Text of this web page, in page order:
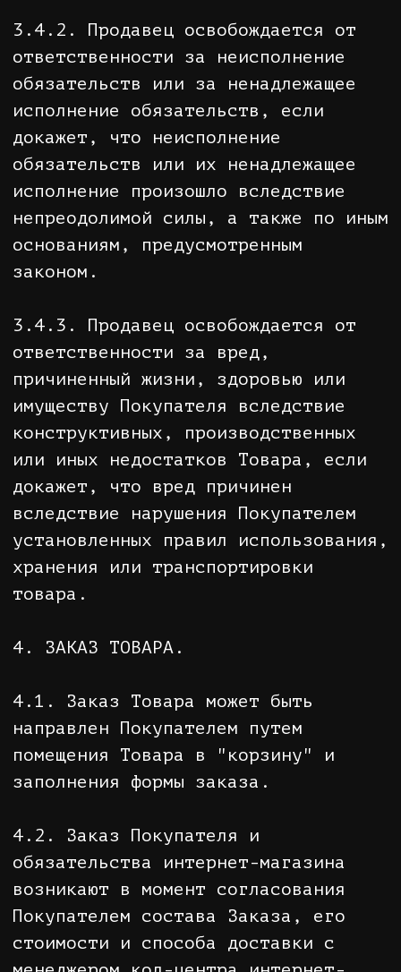
Товара проверить его качество и
комплектацию, ознакомиться с
правилами возврата Товара.
5.9. При обнаружении каких-либо
недостатков Покупатель вправе
отказаться от Заказа или его части,
содержащей Товар ненадлежащего
при этом оставшийся в Заказе Товар
и услуги по его доставке.
5.10. При доставке Товар вручается
непосредственно Покупателю либо
невозможности получения Заказа,
оформленного за наличный расчет,
Покупателем либо лицом, указанным в
качестве Получателя Заказа, Заказ
может быть вручен лицу, готовому
предоставить сведения о Заказе
(номер Заказа и/или Ф.И.О.
Получателя), а также оплатить
стоимость Заказа в полном объеме.
5.11. При вручении предоплаченного
Заказа курьер в целях
предотвращения случаев
мошенничества имеет право
потребовать документы,
При этом Продавец гарантирует
конфиденциальность и защиту
5.12. В случае если доставка Товара
произведена в оговоренные сроки, но
курьер не смог передать Товар
Покупателю/получателю по вине
Покупателя/получателя, последующая
сроки, согласованные с Продавцом.
Повторная доставка Товара возможна
только после подтверждения
повторной оплаты Покупателем
стоимости доставки.
5.13. При передаче Товара в пункте
самовывоза Покупатель проверяет